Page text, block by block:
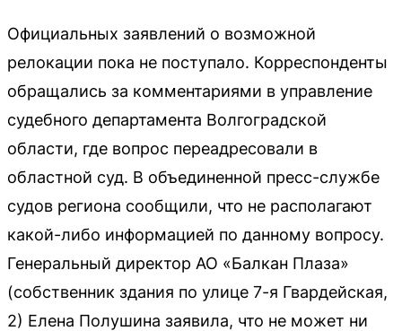
Официальных заявлений о возможной
релокации пока не поступало. Корреспонденты
обращались за комментариями в управление
судебного департамента Волгоградской
области, где вопрос переадресовали в
областной суд. В объединенной пресс-службе
судов региона сообщили, что не располагают
какой-либо информацией по данному вопросу.
Генеральный директор АО «Балкан Плаза»
(собственник здания по улице 7-я Гвардейская,
2) Елена Полушина заявила, что не может ни